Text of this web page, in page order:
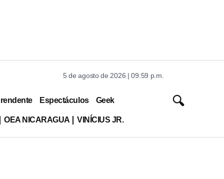
5 de agosto de 2026 | 09:59 p.m.
Espectáculos Geek
OEA NICARAGUA VINÍCIUS JR.